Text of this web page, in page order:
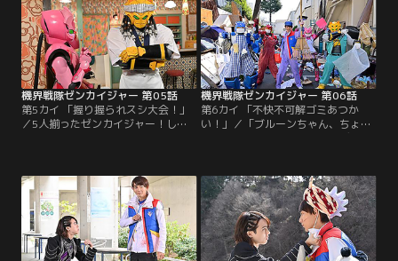
界で出会ったのは占いオタクだけど
人見知り全開！のマジーヌであっ
た。「一緒に戦おう！」キカイ、キ
ノコ、コオリと、目まぐるしい変化
の世界。ぬぬぬと不安な…。
れ、ブルーンはトジテンドを飛び出
すことに。一方、街では不思議なゴ
ングが鳴り響き、人々がいたるとこ
ろでボクシングをし始める。ボクシ
ングワルドに対峙する…。
機界戦隊ゼンカイジャー 第05話
第5カイ 「握り握られスシ大会！」
／5人揃ったゼンカイジャー！しか
かしてトジテンドにいる‥‥！？そ
んな油断をスシワルドに見透かさ
れ、介人とジュランは寿司として握
られてしまう。同じく握られ苦しむ
人々に、自責の念を感じる介人。両
親のことばかり気を取られて…。
機界戦隊ゼンカイジャー 第06話
第6カイ 「不快不可解ゴミあつか
い！」／「ブルーンちゃん、ちょっ
と助けて～」カラフルにヤツデの声
困りモードの様子…。一方そのこ
ろ、ブルーンは図書館に立ち寄って
いた。たくさんの本を手にホクホク
の彼の眼前に広がっていたのは、う
ずたかく積まれたゴミの山！？ゼン
カイジャーが駆けつけると…。